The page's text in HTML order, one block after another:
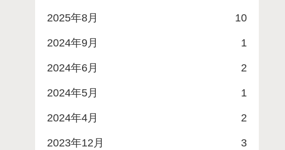
2025年8月 10
2024年9月 1
2024年6月 2
2024年5月 1
2024年4月 2
2023年12月 3